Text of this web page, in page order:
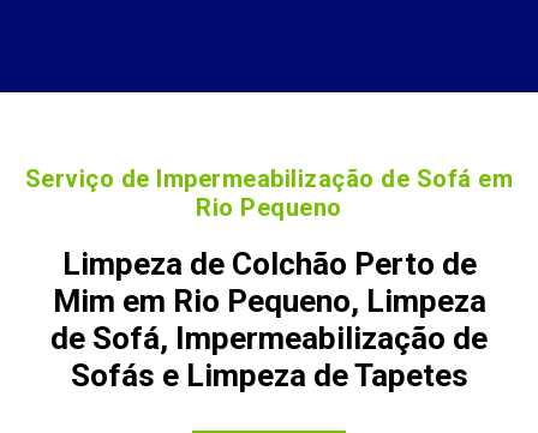
Serviço de Impermeabilização de Sofá em
Rio Pequeno
Limpeza de Colchão Perto de
Mim em Rio Pequeno, Limpeza
de Sofá, Impermeabilização de
Sofás e Limpeza de Tapetes